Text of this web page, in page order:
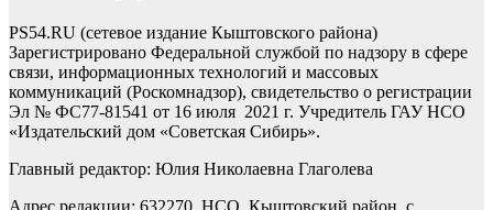
PS54.RU (сетевое издание Кыштовского района)
Зарегистрировано Федеральной службой по надзору в сфере
связи, информационных технологий и массовых
коммуникаций (Роскомнадзор), свидетельство о регистрации
Эл № ФС77-81541 от 16 июля 2021 г. Учредитель ГАУ НСО
«Издательский дом «Советская Сибирь».
Главный редактор: Юлия Николаевна Глаголева